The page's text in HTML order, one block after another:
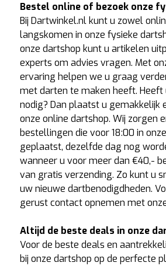
Bestel online of bezoek onze
Bij Dartwinkel.nl kunt u zowel
langskomen in onze fysieke
onze dartshop kunt u artikelen
experts om advies vragen. Met
ervaring helpen we u graag
met darten te maken heeft. Heeft
nodig? Dan plaatst u gemakkelijk
onze online dartshop. Wij zorgen
bestellingen die voor 18:00 in
geplaatst, dezelfde dag nog
wanneer u voor meer dan €40,-
van gratis verzending. Zo kunt u
uw nieuwe dartbenodigdheden.
gerustcontactopnemen met
Altijd de beste deals in onze
Voor de beste deals en
bij onze dartshop op de perfecte